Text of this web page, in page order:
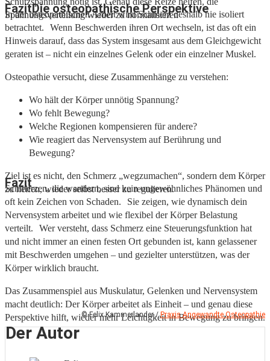
Spannungsverteilung wieder zu normalisieren
FazitDie osteopathische Perspektive
In der osteopathischen Arbeit wird Schmerz deshalb nie isoliert
betrachtet. Wenn Beschwerden ihren Ort wechseln, ist das oft ein
Hinweis darauf, dass das System insgesamt aus dem Gleichgewicht
geraten ist – nicht ein einzelnes Gelenk oder ein einzelner Muskel.
Osteopathie versucht, diese Zusammenhänge zu verstehen:
Wo hält der Körper unnötig Spannung?
Wo fehlt Bewegung?
Welche Regionen kompensieren für andere?
Wie reagiert das Nervensystem auf Berührung und
Bewegung?
Ziel ist es nicht, den Schmerz „wegzumachen“, sondern dem Körper
zu helfen, wieder selbst besser zu regulieren.
Fazit
Schmerzen, die wandern, sind kein ungewöhnliches Phänomen und
oft kein Zeichen von Schaden. Sie zeigen, wie dynamisch dein
Nervensystem arbeitet und wie flexibel der Körper Belastung
verteilt. Wer versteht, dass Schmerz eine Steuerungsfunktion hat
und nicht immer an einen festen Ort gebunden ist, kann gelassener
mit Beschwerden umgehen – und gezielter unterstützen, was der
Körper wirklich braucht.
Das Zusammenspiel aus Muskulatur, Gelenken und Nervensystem
macht deutlich: Der Körper arbeitet als Einheit – und genau diese
Perspektive hilft, wieder mehr Leichtigkeit in Bewegung zu bringen.
© Felix Kammerlander /Praxis Angewandte Osteopathie
Der Autor